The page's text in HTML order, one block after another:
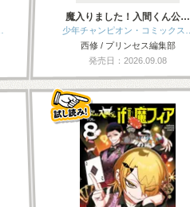
魔入りました！入間くん公…
少年チャンピオン・コミックス…
西修 / プリンセス編集部
発売日：2026.09.08